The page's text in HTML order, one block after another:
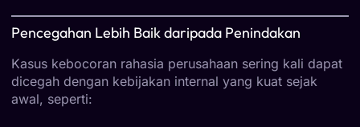
Pencegahan Lebih Baik daripada Penindakan
Kasus kebocoran rahasia perusahaan sering kali dapat
dicegah dengan kebijakan internal yang kuat sejak
awal, seperti: